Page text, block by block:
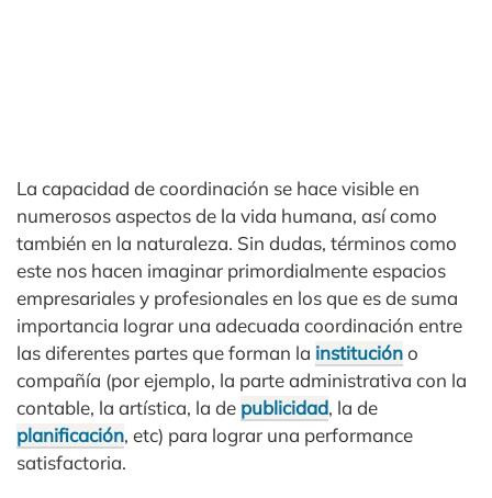
La capacidad de coordinación se hace visible en
numerosos aspectos de la vida humana, así como
también en la naturaleza. Sin dudas, términos como
este nos hacen imaginar primordialmente espacios
empresariales y profesionales en los que es de suma
importancia lograr una adecuada coordinación entre
las diferentes partes que forman la institucióno
compañía (por ejemplo, la parte administrativa con la
contable, la artística, la de publicidad, la de
planificación, etc) para lograr una performance
satisfactoria.